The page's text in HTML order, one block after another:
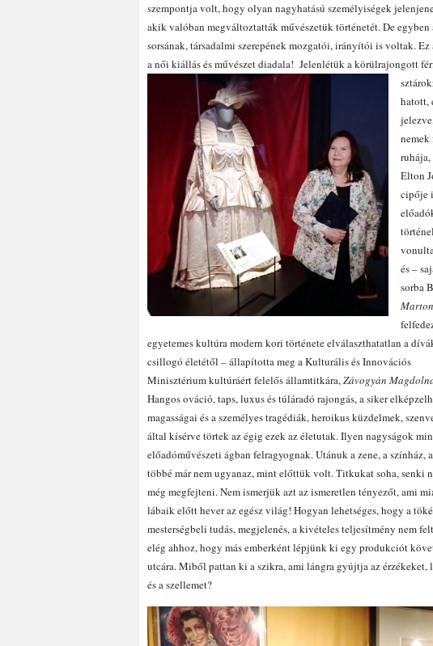
szempontja volt, hogy olyan nagyhatású személyiségek
akik valóban megváltoztatták művészetük történetét. De egyben
sorsának, társadalmi szerepének mozgatói, irányítói is voltak. Ez
a női kiállás és művészet diadala! Jelenlétük a körülrajongott
hatott,
nemek
Elton
cipője
és –
sorba
egyetemes kultúra modern kori története elválaszthatatlan a
csillogó életétől – állapította meg a Kulturális és Innovációs
Minisztérium kultúráért felelős államtitkára,Závogyán
Hangos ováció, taps, luxus és túláradó rajongás, a siker
magasságai és a személyes tragédiák, heroikus küzdelmek,
által kísérve törtek az égig ezek az életutak. Ilyen nagyságok
előadóművészeti ágban felragyognak. Utánuk a zene, a színház,
többé már nem ugyanaz, mint előttük volt. Titkukat soha, senki
még megfejteni. Nem ismerjük azt az ismeretlen tényezőt, ami
lábaik előtt hever az egész világ! Hogyan lehetséges, hogy a
mesterségbeli tudás, megjelenés, a kivételes teljesítmény nem
elég ahhoz, hogy más emberként lépjünk ki egy produkciót
utcára. Miből pattan ki a szikra, ami lángra gyújtja az érzékeket,
és a szellemet?